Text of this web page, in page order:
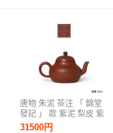
唐物 朱泥 茶注 「 錦堂
發記 」 款 紫泥 梨皮 紫
砂 壺 宜興 窯 孟臣 紫砂
31500円